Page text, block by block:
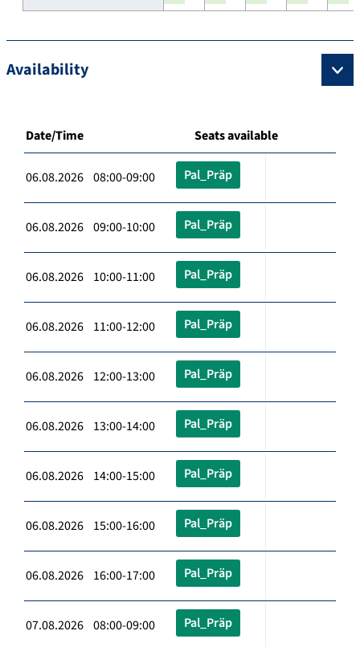
Availability
Date/Time Seats available
06.08.2026 08:00-09:00 Pal_Präp
06.08.2026 09:00-10:00 Pal_Präp
06.08.2026 10:00-11:00 Pal_Präp
06.08.2026 11:00-12:00 Pal_Präp
06.08.2026 12:00-13:00 Pal_Präp
06.08.2026 13:00-14:00 Pal_Präp
06.08.2026 14:00-15:00 Pal_Präp
06.08.2026 15:00-16:00 Pal_Präp
06.08.2026 16:00-17:00 Pal_Präp
07.08.2026 08:00-09:00 Pal_Präp